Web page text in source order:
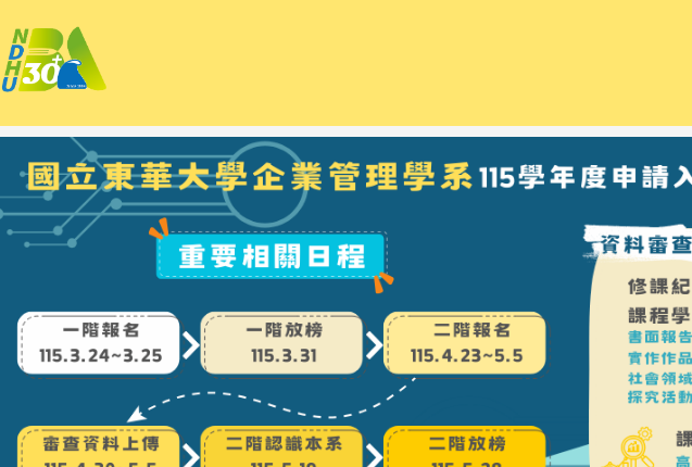
到
主
要
容